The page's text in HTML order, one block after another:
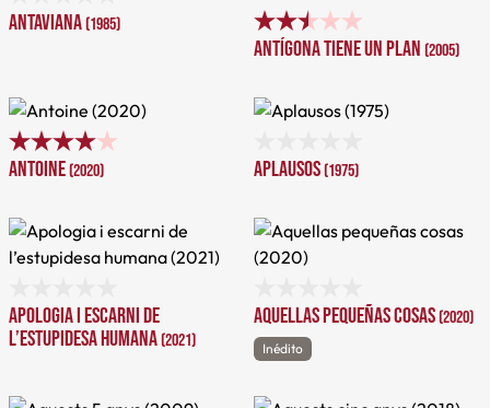
Antaviana(1985)
Antígona tiene un plan (2005)
Antoine(2020) Aplausos(1975)
Apologia i escarni de
l’estupidesa humana(2021)
Aquellas pequeñas cosas(2020)
Inédito